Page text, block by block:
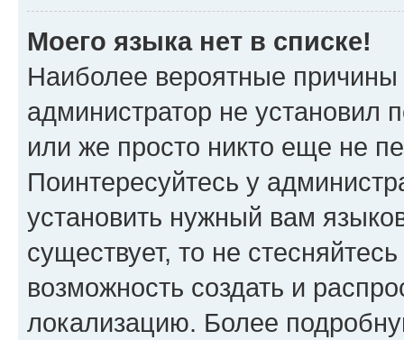
Моего языка нет в списке!
Наиболее вероятные причины
администратор не установил
или же просто никто еще не
Поинтересуйтесь у
установить нужный вам
существует, то не
возможность создать и
локализацию. Более